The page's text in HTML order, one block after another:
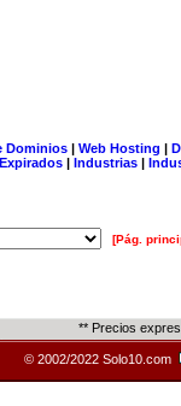
Dominios| Web Hosting |
| Industrias |
[Pág.
** Precios
© 2002/2022 Solo10.com